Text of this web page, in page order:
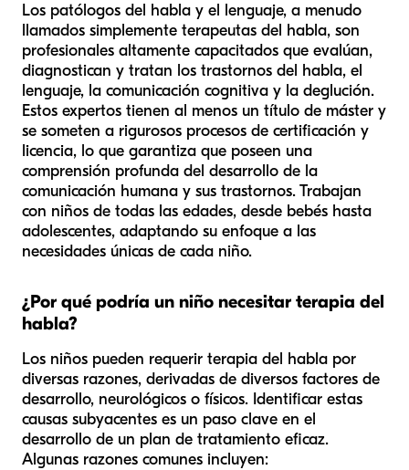
Los patólogos del habla y el lenguaje, a menudo
llamados simplemente terapeutas del habla, son
profesionales altamente capacitados que evalúan,
diagnostican y tratan los trastornos del habla, el
lenguaje, la comunicación cognitiva y la deglución.
Estos expertos tienen al menos un título de máster y
se someten a rigurosos procesos de certificación y
licencia, lo que garantiza que poseen una
comprensión profunda del desarrollo de la
comunicación humana y sus trastornos. Trabajan
con niños de todas las edades, desde bebés hasta
adolescentes, adaptando su enfoque a las
necesidades únicas de cada niño.
¿Por qué podría un niño necesitar terapia del
habla?
Los niños pueden requerir terapia del habla por
diversas razones, derivadas de diversos factores de
desarrollo, neurológicos o físicos. Identificar estas
causas subyacentes es un paso clave en el
desarrollo de un plan de tratamiento eficaz.
Algunas razones comunes incluyen: